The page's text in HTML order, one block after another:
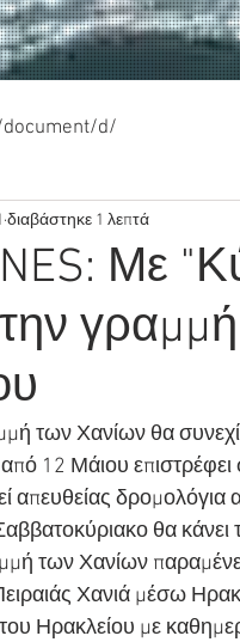
d/
Με
διαβάστηκε 1 λεπτά
των Χανίων θα
από 12 Μάιου
απευθείας
θα
των Χανίων
Χανιά μέσω
Ηρακλείου με